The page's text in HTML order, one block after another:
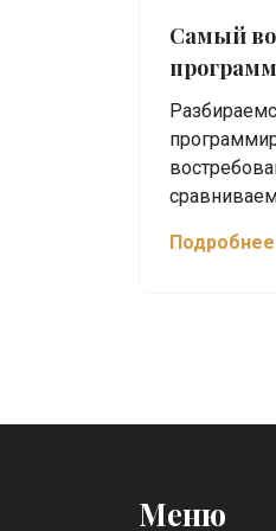
Самый
старта.
Подробнее
Меню